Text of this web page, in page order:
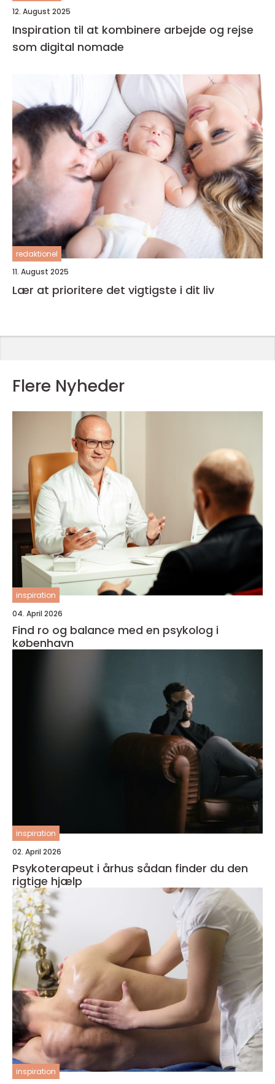
12. August 2025
Inspiration til at kombinere arbejde og rejse
som digital nomade
redaktionel
11. August 2025
Lær at prioritere det vigtigste i dit liv
Flere Nyheder
inspiration
04. April 2026
Find ro og balance med en psykolog i
københavn
inspiration
02. April 2026
Psykoterapeut i århus sådan finder du den
rigtige hjælp
inspiration